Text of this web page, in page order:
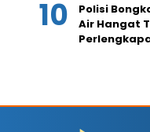
Polisi
Air Hangat